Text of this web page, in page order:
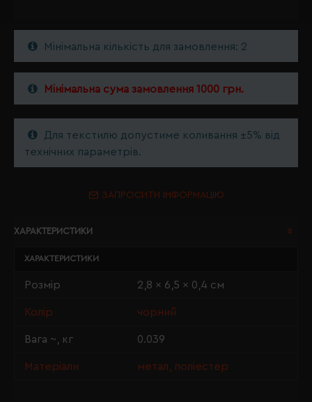
Мінімальна кількість для замовлення: 2
Мінімальна сума замовлення 1000 грн.
Для текстилю допустиме коливання ±5% від
технічних параметрів.
ЗАПРОСИТИ ІНФОРМАЦІЮ
ХАРАКТЕРИСТИКИ
ХАРАКТЕРИСТИКИ
Розмір 2,8 x 6,5 x 0,4 см
Колір чорний
Вага ~, кг 0.039
Матеріали метал, поліестер